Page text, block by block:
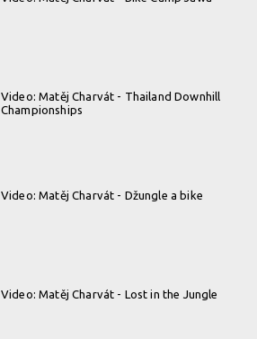
Video: Matěj Charvát - Thailand Downhill
Championships
Video: Matěj Charvát - Džungle a bike
Video: Matěj Charvát - Lost in the Jungle